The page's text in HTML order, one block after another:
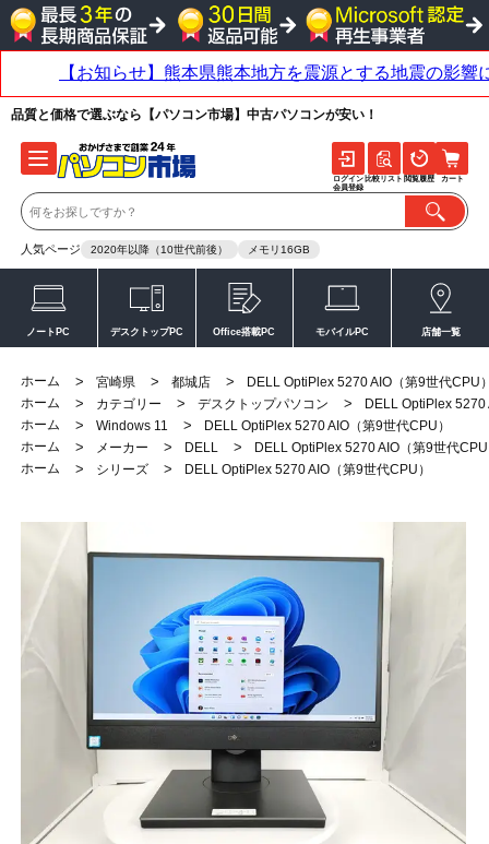
品質と価格で選ぶなら【パソコン市場】中古パソコンが安い！
人気ページ 2020年以降（10世代前後） メモリ16GB
ログイン
会員登録
比較リスト 閲覧履歴 カート
ノートPC デスクトップPC Office搭載PC モバイルPC 店舗一覧
ホーム > 宮崎県 > 都城店 >
DELL OptiPlex 5270 AIO（第9世代CPU
ホーム
> カテゴリー > デスクトップパソコン >
DELL OptiPlex
ホーム
> Windows 11 >
DELL OptiPlex 5270 AIO（第9世代CPU）
ホーム
> メーカー > DELL >
DELL OptiPlex 5270 AIO（第9世代
ホーム
> シリーズ > DELL OptiPlex 5270 AIO（第9世代CPU）